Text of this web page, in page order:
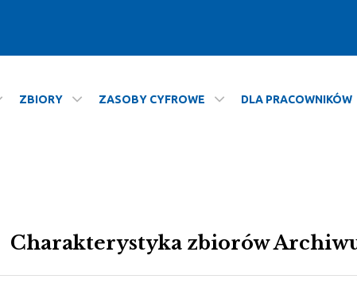
ZBIORY ZASOBY CYFROWE DLA PRACOWNIKÓW
Charakterystyka zbiorów